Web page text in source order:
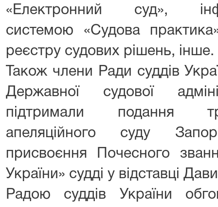
«Електронний суд»,
системою «Судова
реєстру судових рішень, інше.
Також члени Ради суддів
Державної судової
підтримали подання
апеляційного суду
присвоєння Почесного
України» судді у відставці
Радою суддів України